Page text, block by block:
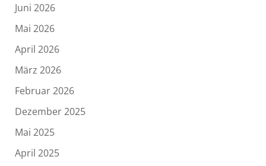
Juni 2026
Mai 2026
April 2026
März 2026
Februar 2026
Dezember 2025
Mai 2025
April 2025